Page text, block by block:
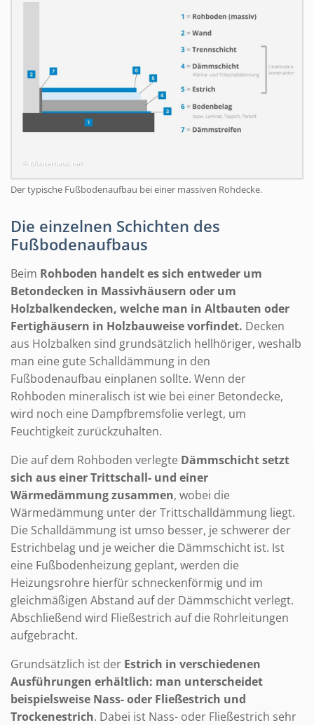
© Musterhaus.net
Der typische Fußbodenaufbau bei einer massiven Rohdecke.
Die einzelnen Schichten des
Fußbodenaufbaus
Beim Rohboden handelt es sich entweder um
Betondecken in Massivhäusern oder um
Holzbalkendecken, welche man in Altbauten oder
Fertighäusern in Holzbauweise vorfindet. Decken
aus Holzbalken sind grundsätzlich hellhöriger, weshalb
man eine gute Schalldämmung in den
Fußbodenaufbau einplanen sollte. Wenn der
Rohboden mineralisch ist wie bei einer Betondecke,
wird noch eine Dampfbremsfolie verlegt, um
Feuchtigkeit zurückzuhalten.
Die auf dem Rohboden verlegte Dämmschicht setzt
sich aus einer Trittschall- und einer
Wärmedämmung zusammen, wobei die
Wärmedämmung unter der Trittschalldämmung liegt.
Die Schalldämmung ist umso besser, je schwerer der
Estrichbelag und je weicher die Dämmschicht ist. Ist
eine Fußbodenheizung geplant, werden die
Heizungsrohre hierfür schneckenförmig und im
gleichmäßigen Abstand auf der Dämmschicht verlegt.
Abschließend wird Fließestrich auf die Rohrleitungen
aufgebracht.
Grundsätzlich ist der Estrich in verschiedenen
Ausführungen erhältlich: man unterscheidet
beispielsweise Nass- oder Fließestrich und
Trockenestrich. Dabei ist Nass- oder Fließestrich sehr